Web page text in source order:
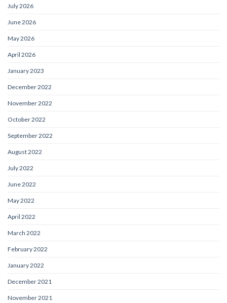
July 2026
June 2026
May 2026
April 2026
January 2023
December 2022
November 2022
October 2022
September 2022
August 2022
July 2022
June 2022
May 2022
April 2022
March 2022
February 2022
January 2022
December 2021
November 2021